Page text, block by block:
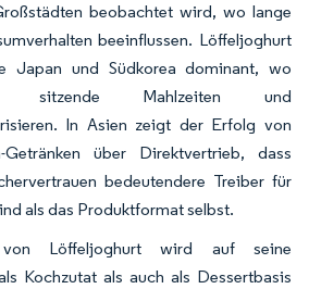
beobachtet wird, wo lange
beeinflussen. Löffeljoghurt
Japan und Südkorea dominant, wo
sitzende Mahlzeiten und
In Asien zeigt der Erfolg von
Getränken über Direktvertrieb, dass
bedeutendere Treiber für
als das Produktformat selbst.
Löffeljoghurt wird auf seine
Kochzutat als auch als Dessertbasis